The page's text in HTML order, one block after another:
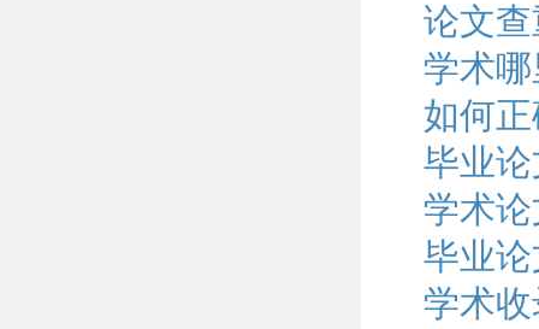
论文
学术
如何
毕业
学术
毕业
学术